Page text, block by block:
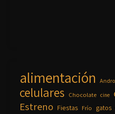
alimentación
celulares Chocolate cine
Estreno Fiestas Frío gatos